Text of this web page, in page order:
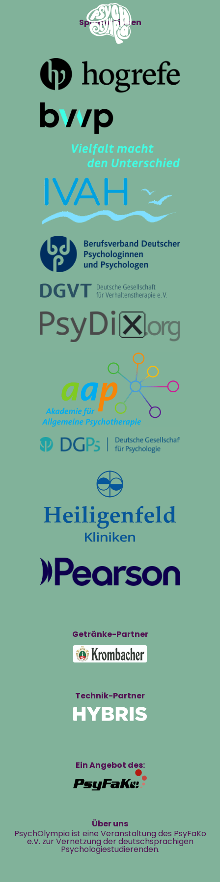
Sponsor*innen
Getränke-Partner
Technik-Partner
Ein Angebot des:
Über uns
PsychOlympia ist eine Veranstaltung des PsyFaKo
e.V. zur Vernetzung der deutschsprachigen
Psychologiestudierenden.